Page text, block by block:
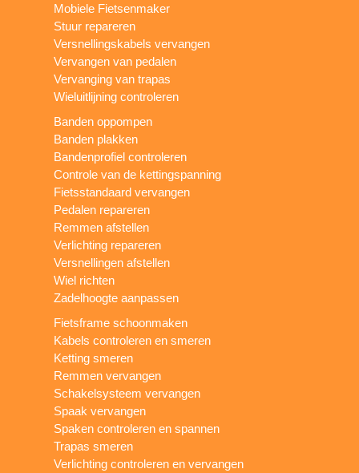
Mobiele Fietsenmaker
Stuur repareren
Versnellingskabels vervangen
Vervangen van pedalen
Vervanging van trapas
Wieluitlijning controleren
Banden oppompen
Banden plakken
Bandenprofiel controleren
Controle van de kettingspanning
Fietsstandaard vervangen
Pedalen repareren
Remmen afstellen
Verlichting repareren
Versnellingen afstellen
Wiel richten
Zadelhoogte aanpassen
Fietsframe schoonmaken
Kabels controleren en smeren
Ketting smeren
Remmen vervangen
Schakelsysteem vervangen
Spaak vervangen
Spaken controleren en spannen
Trapas smeren
Verlichting controleren en vervangen